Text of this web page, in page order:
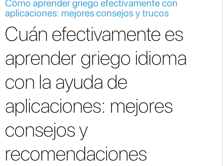
Cómo aprender griego efectivamente con
aplicaciones: mejores consejos y trucos
Cuán efectivamente es
aprender griego idioma
con la ayuda de
aplicaciones: mejores
consejos y
recomendaciones